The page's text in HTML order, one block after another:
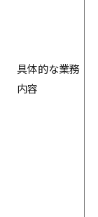
具体的な業務
内容